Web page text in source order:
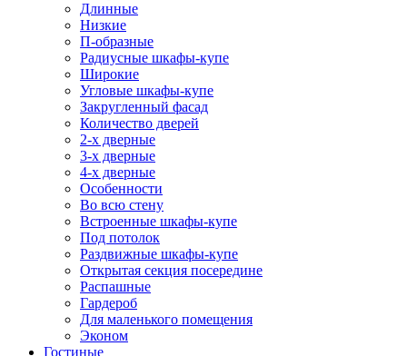
Длинные
Низкие
П-образные
Радиусные шкафы-купе
Широкие
Угловые шкафы-купе
Закругленный фасад
Количество дверей
2-х дверные
3-х дверные
4-х дверные
Особенности
Во всю стену
Встроенные шкафы-купе
Под потолок
Раздвижные шкафы-купе
Открытая секция посередине
Распашные
Гардероб
Для маленького помещения
Эконом
Гостиные